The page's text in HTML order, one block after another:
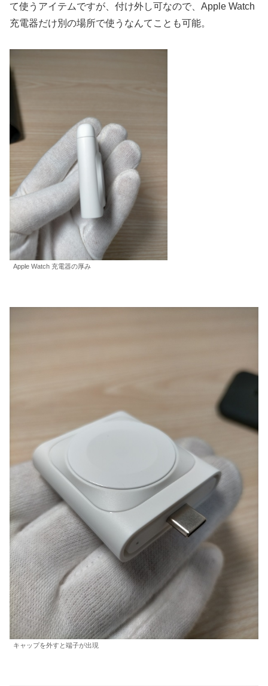
て使うアイテムですが、付け外し可なので、Apple Watch
充電器だけ別の場所で使うなんてことも可能。
Apple Watch 充電器の厚み
キャップを外すと端子が出現